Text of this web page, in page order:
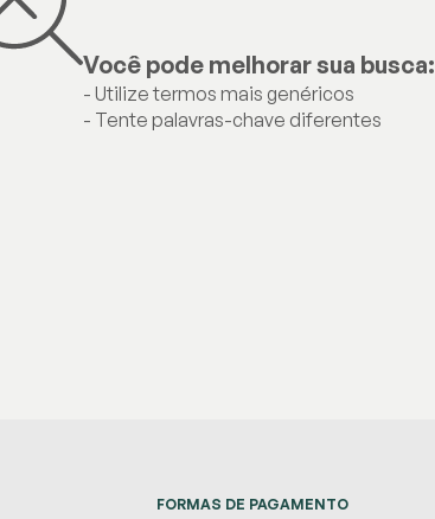
Você pode melhorar sua busca:
- Utilize termos mais genéricos
- Tente palavras-chave diferentes
FORMAS DE PAGAMENTO